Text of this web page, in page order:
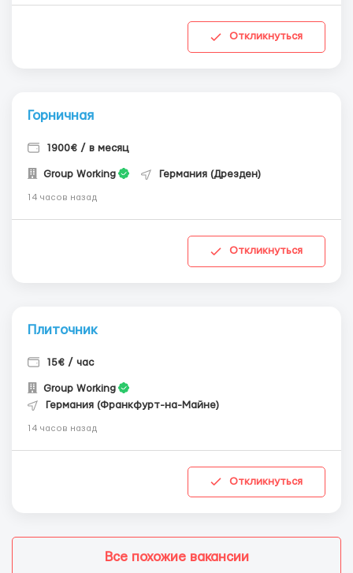
Откликнуться
Горничная
1900€ / в месяц
Group Working Германия (Дрезден)
14 часов назад
Откликнуться
Плиточник
15€ / час
Group Working
Германия (Франкфурт-на-Майне)
14 часов назад
Откликнуться
Все похожие вакансии